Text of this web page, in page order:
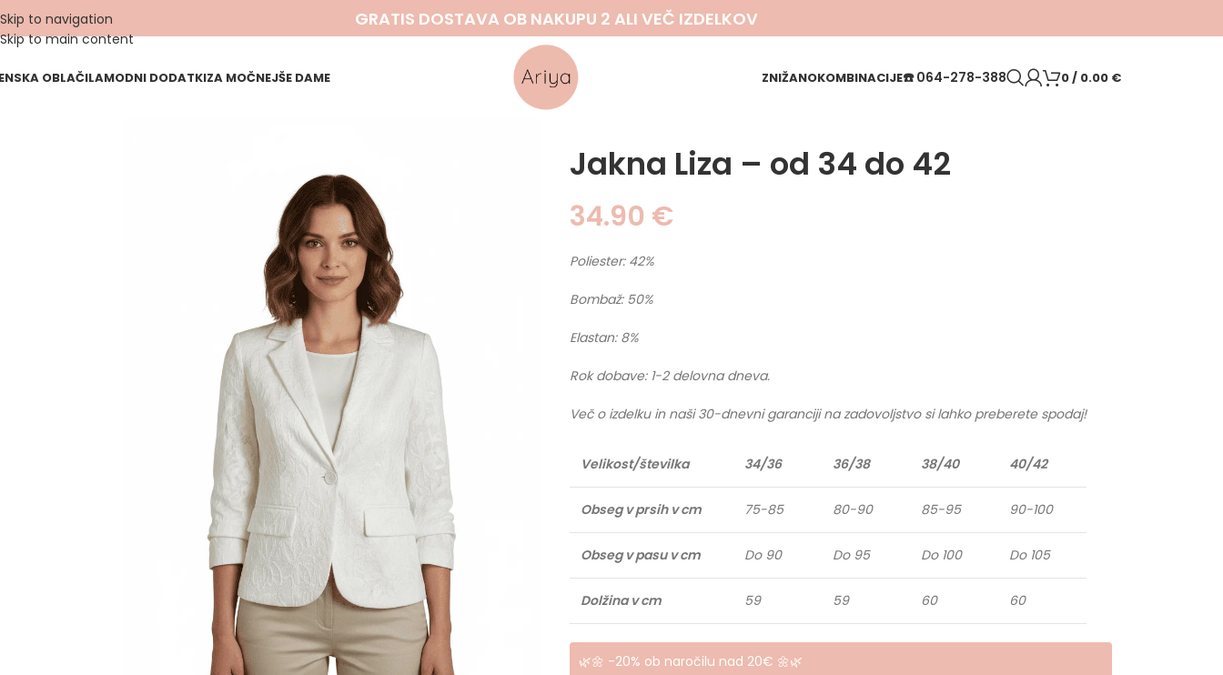
Skip to navigation
Skip to main content
GRATIS DOSTAVA OB NAKUPU 2 ALI VEČ IZDELKOV
OBLAČILAMODNI DODATKIZA MOČNEJŠE DAME ZNIŽANOKOMBINACIJE☎️064-278-388 0/ 0.00 €
Jakna Liza – od 34 do 42
34.90 €
Poliester: 42%
Bombaž: 50%
Elastan: 8%
Rok dobave: 1-2 delovna dneva.
Več o izdelku in naši 30-dnevni garanciji na zadovoljstvo si lahko preberete spodaj!
Velikost/številka 34/36 36/38 38/40 40/42
Obseg v prsih v cm 75-85 80-90 85-95 90-100
Obseg v pasu v cm Do 90 Do 95 Do 100 Do 105
Dolžina v cm 59 59 60 60
🌿🌼 -20% ob naročilu nad 20€ 🌼🌿